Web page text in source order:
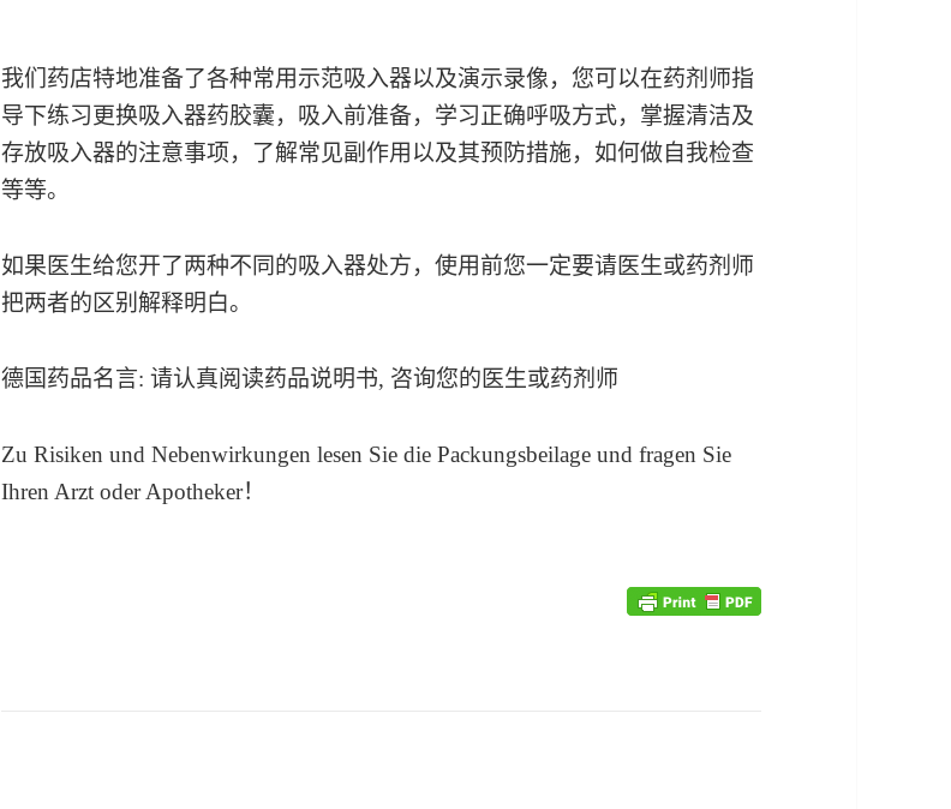
我们药店特地准备了各种常用示范吸入器以及演示录像，您可以在药剂师指
导下练习更换吸入器药胶囊，吸入前准备，学习正确呼吸方式，掌握清洁及
存放吸入器的注意事项，了解常见副作用以及其预防措施，如何做自我检查
等等。
如果医生给您开了两种不同的吸入器处方，使用前您一定要请医生或药剂师
把两者的区别解释明白。
德国药品名言: 请认真阅读药品说明书, 咨询您的医生或药剂师
Zu Risiken und Nebenwirkungen lesen Sie die Packungsbeilage und fragen Sie
Ihren Arzt oder Apotheker！